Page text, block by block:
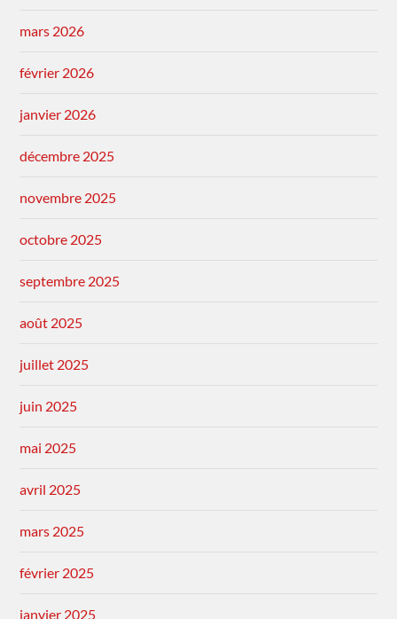
mars 2026
février 2026
janvier 2026
décembre 2025
novembre 2025
octobre 2025
septembre 2025
août 2025
juillet 2025
juin 2025
mai 2025
avril 2025
mars 2025
février 2025
janvier 2025